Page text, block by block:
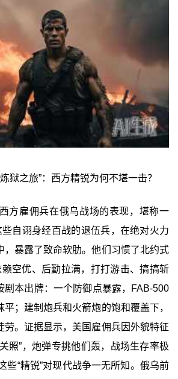
狱之旅”：西方精锐为何不堪一击？
方雇佣兵在俄乌战场的表现，堪称一
些自诩身经百战的退伍兵，在绝对火力
，暴露了致命软肋。他们习惯了北约式
空优、后勤拉满，打打游击、搞搞斩
剧本出牌：一个防御点暴露，FAB-500
；建制炮兵和火箭炮的饱和覆盖下，
劳。证据显示，美国雇佣兵因外貌特征
照”，炮弹专挑他们轰，战场生存率极
些“精锐”对现代战争一无所知。俄乌前